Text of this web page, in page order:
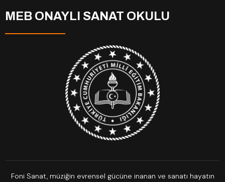
MEB ONAYLI SANAT OKULU
Foni Sanat, müziğin evrensel gücüne inanan ve sanatı hayatın